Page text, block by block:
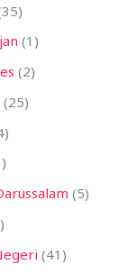
(1)
(2)
(25)
(5)
(41)